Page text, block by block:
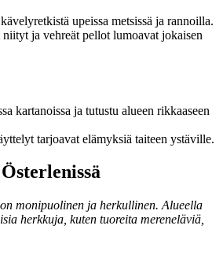
upeissa metsissä ja rannoilla.
ja vehreät pellot lumoavat jokaisen
kartanoissa ja tutustu alueen rikkaaseen
tarjoavat elämyksiä taiteen ystäville.
monipuolinen ja herkullinen. Alueella
herkkuja, kuten tuoreita mereneläviä,